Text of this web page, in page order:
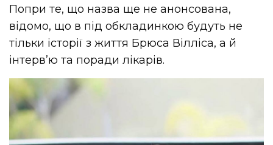
Попри те, що назва ще не анонсована,
відомо, що в під обкладинкою будуть не
тільки історії з життя Брюса Вілліса, а й
інтерв’ю та поради лікарів.